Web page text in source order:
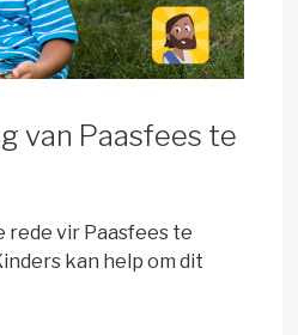
van Paasfees te
rede vir Paasfees te
kan help om dit